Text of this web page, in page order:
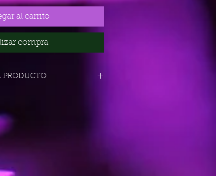
al carrito
compra
PRODUCTO
Maple Leaf